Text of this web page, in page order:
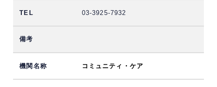
03-3925-7932
コミュニティ・ケア